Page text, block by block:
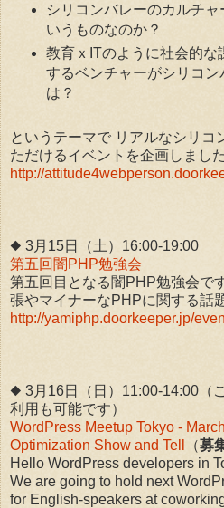
シリコンバレーのカルチャ
いうものなのか？
教育ｘITのように社会的な
するベンチャーがシリコン
は？
というテーマで リアルなシリコ
ただけるイベントを企画しました
http://
◆ 3月15日（土）16:00-19:00
第五回闇PHP勉強会
第五回目となる闇PHP勉強会で
張やマイナーなPHPに関する話
http://yamiphp.doorkeeper.jp/
◆ 3月16日（日）11:00-14:00（
利用も可能です）
WordPress Meetup Tokyo -
Optimization Show and Tell
（募
Hello WordPress developers in
We are going to hold next
for English-speakers at